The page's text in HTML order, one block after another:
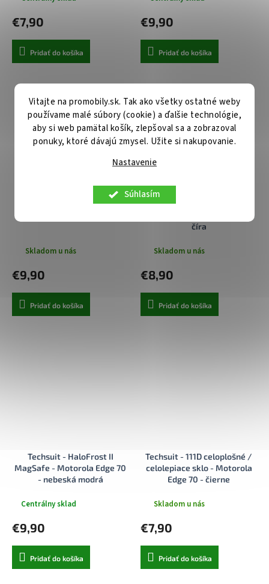
Vitajte na promobily.sk. Tak ako všetky ostatné weby
používame malé súbory (cookie) a ďalšie technológie,
aby si web pamätal košík, zlepšoval sa a zobrazoval
ponuky, ktoré dávajú zmysel. Užite si nakupovanie.
Nastavenie
Súhlasím
€7,90
Pridať do košíka
€9,90
Pridať do košíka
Špeciálna fólia HD Ultra na
Skladom u nás
€9,90
Pridať do košíka
3mk - ochrana objektívu (4
balenia) - Motorola Edge 70 -
číra
Skladom u nás
€8,90
Pridať do košíka
Techsuit - HaloFrost II
MagSafe - Motorola Edge 70
- nebeská modrá
Centrálny sklad
€9,90
Pridať do košíka
Techsuit - 111D celoplošné /
celolepiace sklo - Motorola
Edge 70 - čierne
Skladom u nás
€7,90
Pridať do košíka